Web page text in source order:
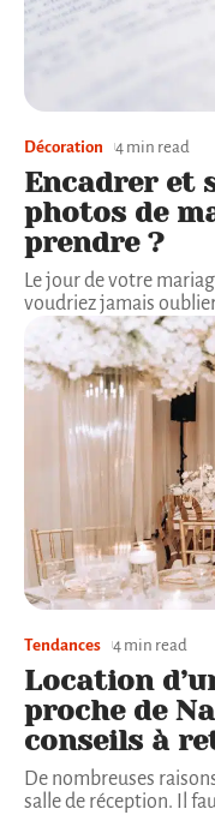
Décoration 4 min read
Encadrer et
photos de
prendre ?
Le jour de votre
voudriez jamais
Tendances 4 min read
Location
proche de
conseils à
De nombreuses
salle de réception. Il